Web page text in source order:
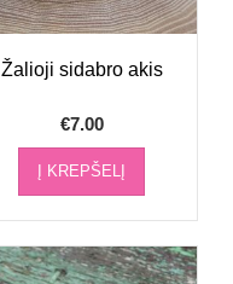
Žalioji sidabro akis
€7.00
Į KREPŠELĮ